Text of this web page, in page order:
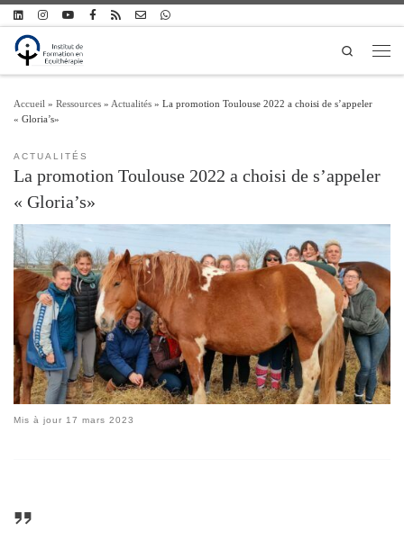
Passer au contenu
Search
Accueil » Ressources » Actualités » La promotion Toulouse 2022 a choisi de s’appeler
« Gloria’s»
ACTUALITÉS
La promotion Toulouse 2022 a choisi de s’appeler
« Gloria’s»
Mis à jour 17 mars 2023